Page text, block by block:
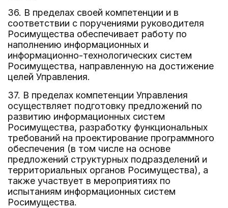
36. В пределах своей компетенции и в
соответствии с поручениями руководителя
Росимущества обеспечивает работу по
наполнению информационных и
информационно-технологических систем
Росимущества, направленную на достижение
целей Управления.
37. В пределах компетенции Управления
осуществляет подготовку предложений по
развитию информационных систем
Росимущества, разработку функциональных
требований на проектирование программного
обеспечения (в том числе на основе
предложений структурных подразделений и
территориальных органов Росимущества), а
также участвует в мероприятиях по
испытаниям информационных систем
Росимущества.